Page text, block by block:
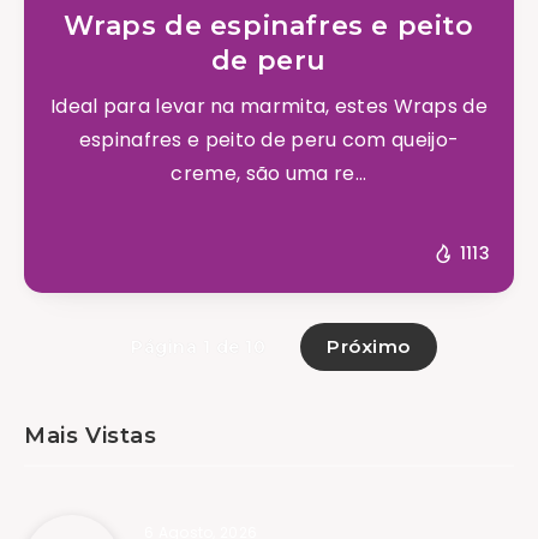
Wraps de espinafres e peito
de peru
Ideal para levar na marmita, estes Wraps de
espinafres e peito de peru com queijo-
creme, são uma re...
1113
Próximo
Mais Vistas